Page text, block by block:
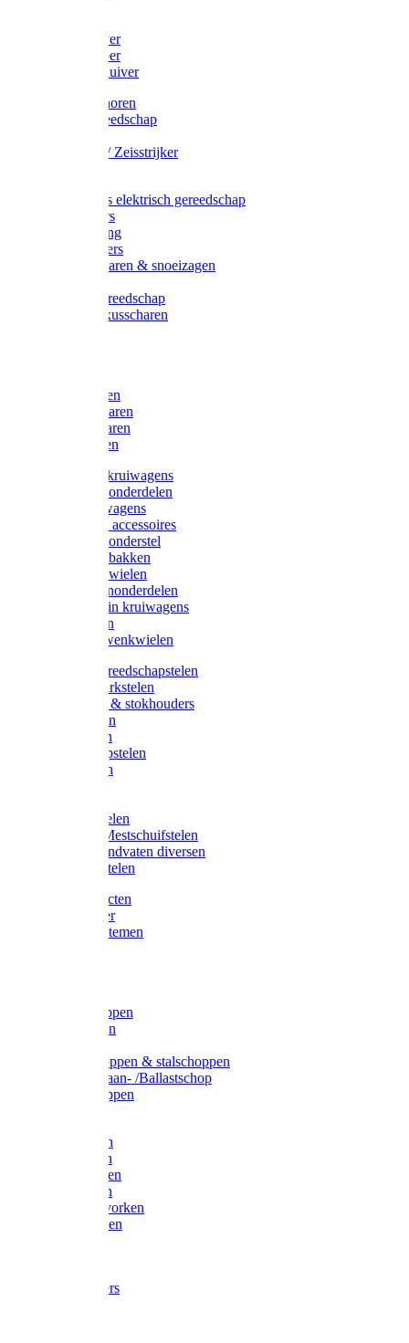
Mestschuiver
Mestschraper
Sneeuwschuiver
Zeis toebehoren
Baggergereedschap
Wetstenen / Zeisstrijker
Accessoires elektrisch gereedschap
Grasmaaiers
Tuinreiniging
Robotmaaiers
Heggenscharen & snoeizagen
Klussen gereedschap
Gras & buxusscharen
Snoeischaren
Heggenscharen
Takkenscharen
Snoeimessen
Landbouwkruiwagens
Kruiwagenonderdelen
Bouwkruiwagens
Kruiwagen accessoires
Kruiwagenonderstel
Kruiwagenbakken
Kruiwagenwielen
Steekwagenonderdelen
Huis en Tuin kruiwagens
Steekwagen
Bok- en Zwenkwielen
Overige gereedschapstelen
Bezem-/Harkstelen
Handvaten & stokhouders
Hamerstelen
Spadestelen
Graanschopstelen
Schopstelen
Gardena stelen
Sneeuw- /Mestschuifstelen
Stelen / Handvaten diversen
Telescoopstelen
Tuin producten
Fruitplukker
Ophangsystemen
Betonschoppen
Schepbatsen
Ballastschoppen & stalschoppen
Slijtsrip Graan- /Ballastschop
Graanschoppen
Hooivorken
Mestvorken
Bietenvorken
Maisvorken
Aardappelvorken
Vijgenvorken
Tuinkrabbers